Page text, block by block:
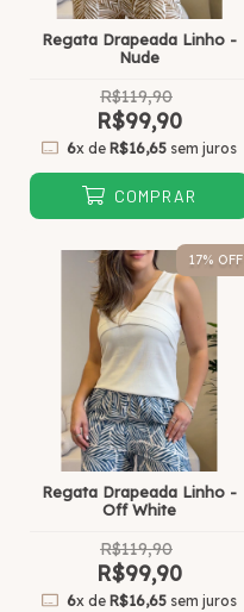
Regata Drapeada Linho -
Nude
R$119,90
R$99,90
6x de R$16,65sem juros
COMPRAR
17% OFF
Regata Drapeada Linho -
Off White
R$119,90
R$99,90
6x de R$16,65sem juros